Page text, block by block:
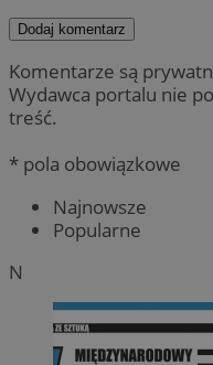
Dodaj komentarz
Komentarze są
Wydawca portalu nie
treść.
* pola obowiązkowe
Najnowsze
Popularne
N